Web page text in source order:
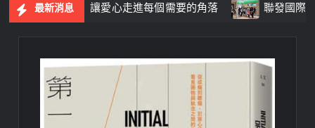
最新消息
多人看見 讓愛心走進每個需要的角落 聯發國際Q2獲